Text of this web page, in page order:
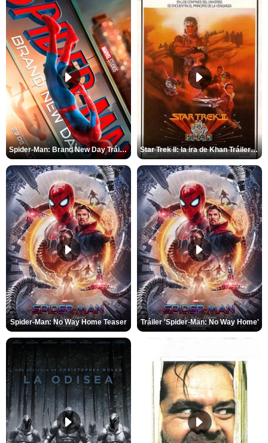
Spider-Man: Brand New Day Tráiler (3) Star Trek II: la ira de Khan Tráiler VO
Spider-Man: No Way Home Teaser Tráiler 'Spider-Man: No Way Home'